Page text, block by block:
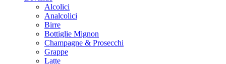
Alcolici
Analcolici
Birre
Bottiglie Mignon
Champagne & Prosecchi
Grappe
Latte